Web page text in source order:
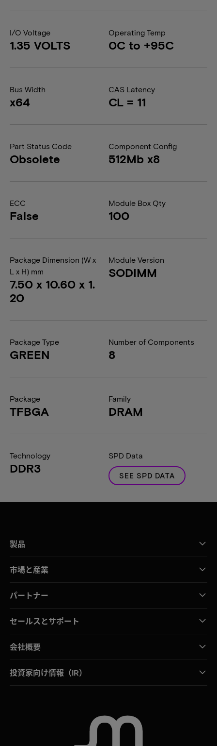
I/O Voltage
1.35 VOLTS
Operating Temp
0C to +95C
Bus Width
x64
CAS Latency
CL = 11
Part Status Code
Obsolete
Component Config
512Mb x8
ECC
False
Module Box Qty
100
Package Dimension (W x
L x H) mm
7.50 x 10.60 x 1.
20
Module Version
SODIMM
Package Type
GREEN
Number of Components
8
Package
TFBGA
Family
DRAM
Technology
DDR3
SPD Data
SEE SPD DATA
製品
市場と産業
パートナー
セールスとサポート
会社概要
投資家向け情報（IR）